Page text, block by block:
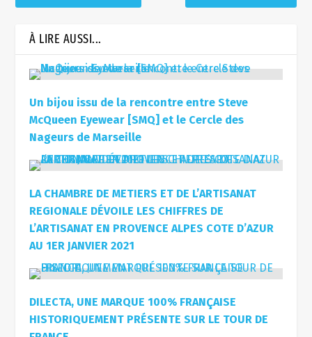
À LIRE AUSSI...
Un bijou issu de la rencontre entre Steve
McQueen Eyewear [SMQ] et le Cercle des
Nageurs de Marseille
LA CHAMBRE DE METIERS ET DE L’ARTISANAT
REGIONALE DÉVOILE LES CHIFFRES DE
L’ARTISANAT EN PROVENCE ALPES COTE D’AZUR
AU 1ER JANVIER 2021
DILECTA, UNE MARQUE 100% FRANÇAISE
HISTORIQUEMENT PRÉSENTE SUR LE TOUR DE